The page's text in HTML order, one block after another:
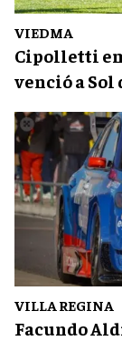
VIEDMA
Cipolletti
venció a Sol
VILLA REGINA
Facundo